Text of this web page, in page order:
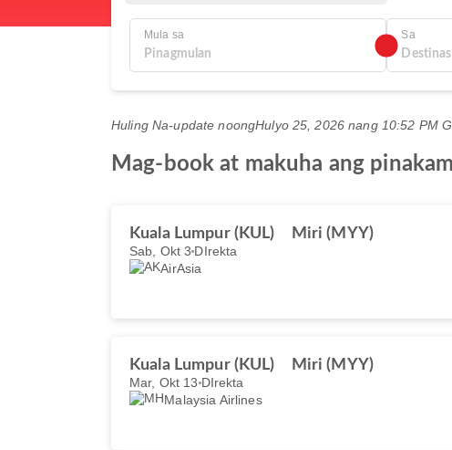
Mula sa Sa
Huling Na-update noongHulyo 25, 2026 nang 10:52 PM
Mag-book at makuha ang
Kuala Lumpur (KUL) Miri (MYY)
Sab, Okt 3 DIrekta
AirAsia
Kuala Lumpur (KUL) Miri (MYY)
Mar, Okt 13 DIrekta
Malaysia Airlines